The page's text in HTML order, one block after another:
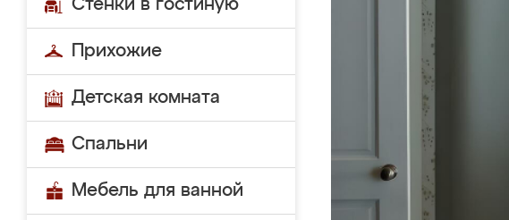
Стенки в гостиную
Прихожие
Детская комната
Спальни
Мебель для ванной